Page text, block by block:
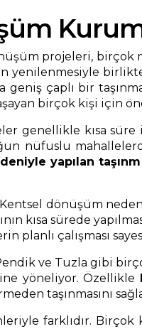
projeleri,
geniş çaplı bir
birçok kişi için
genellikle kısa
nüfuslu
yapılan
dönüşüm
kısa sürede
planlı çalışması
Pendik ve Tuzla gibi
yöneliyor. Özellikle
taşınmasını
farklıdır.